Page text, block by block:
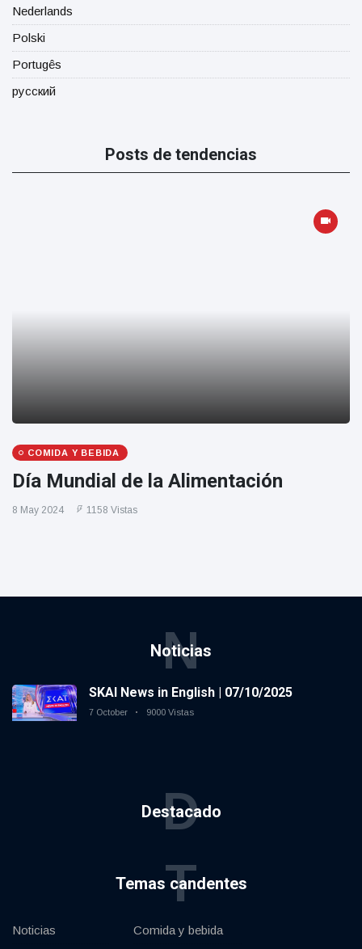
Nederlands
Polski
Portugês
русский
Posts de tendencias
COMIDA Y BEBIDA
Día Mundial de la Alimentación
8 May 2024 1158 Vistas
Noticias
N
SKAI News in English | 07/10/2025
7 October 9000 Vistas
Destacado
D
Temas candentes
T
Noticias Comida y bebida